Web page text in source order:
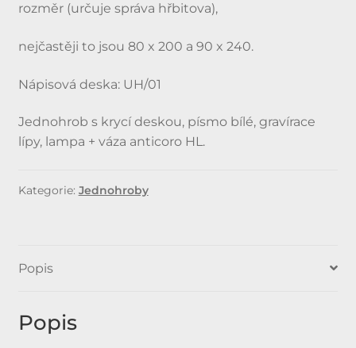
rozměr (určuje správa hřbitova),
nejčastěji to jsou 80 x 200 a 90 x 240.
Nápisová deska: UH/01
Jednohrob s krycí deskou, písmo bílé, gravírace
lípy, lampa + váza anticoro HL.
Kategorie: Jednohroby
Popis
Popis